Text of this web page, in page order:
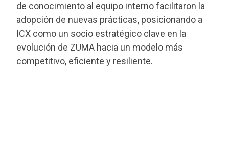
de conocimiento al equipo interno facilitaron la
adopción de nuevas prácticas, posicionando a
ICX como un socio estratégico clave en la
evolución de ZUMA hacia un modelo más
competitivo, eficiente y resiliente.